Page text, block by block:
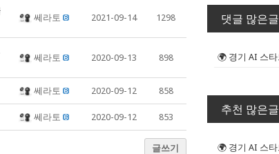
쎄라토 2021-09-14 1298
쎄라토 2020-09-13 898
쎄라토 2020-09-12 858
쎄라토 2020-09-12 853
글쓰기
댓글 많은글
추천 많은글